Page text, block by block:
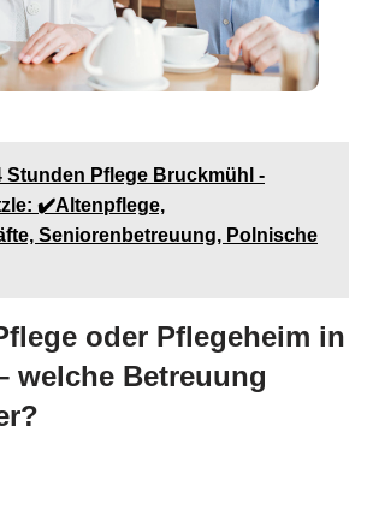
Stunden Pflege Bruckmühl -
✔️Altenpflege,
Seniorenbetreuung, Polnische
oder Pflegeheim in
welche Betreuung